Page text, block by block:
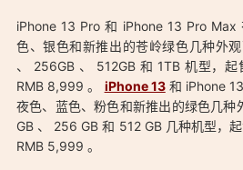
iPhone 13 Pro 和 iPhone 13 Pro
色、银色和新推出的苍岭绿色几种外
、 256GB 、 512GB 和 1TB 机型，
RMB 8,999 。 iPhone 13和 iPhone
夜色、蓝色、粉色和新推出的绿色几种
GB 、 256 GB 和 512 GB 几种机型，
RMB 5,999 。